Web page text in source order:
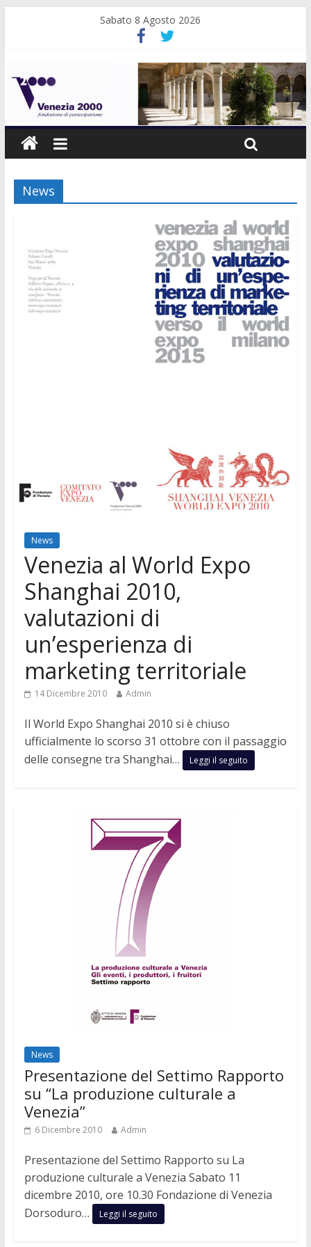
Sabato 8 Agosto 2026
News
News
Venezia al World Expo
Shanghai 2010,
valutazioni di
un’esperienza di
marketing territoriale
14 Dicembre 2010 Admin
Il World Expo Shanghai 2010 si è chiuso
ufficialmente lo scorso 31 ottobre con il passaggio
delle consegne tra Shanghai…
Leggi il seguito
News
Presentazione del Settimo Rapporto
su “La produzione culturale a
Venezia”
6 Dicembre 2010 Admin
Presentazione del Settimo Rapporto su La
produzione culturale a Venezia Sabato 11
dicembre 2010, ore 10.30 Fondazione di Venezia
Dorsoduro…
Leggi il seguito